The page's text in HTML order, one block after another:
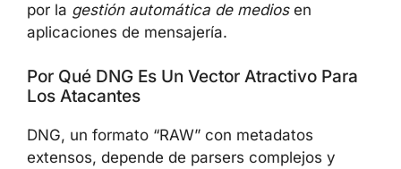
por la gestión automática de mediosen
aplicaciones de mensajería.
Por Qué DNG Es Un Vector Atractivo Para
Los Atacantes
DNG, un formato “RAW” con metadatos
extensos, depende de parsers complejos y